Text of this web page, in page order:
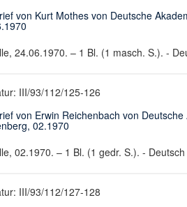
von Kurt Mothes von Deutsche
24.06.1970. – 1 Bl. (1 masch. S.). -
III/93/112/125-126
von Erwin Reichenbach von
02.1970
02.1970. – 1 Bl. (1 gedr. S.). -
III/93/112/127-128